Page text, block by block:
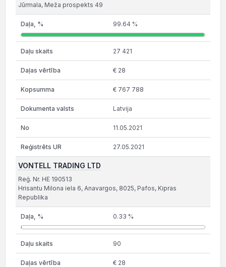
Jūrmala, Meža prospekts 49
99.64 %
27 421
€ 28
€ 767 788
Latvija
11.05.2021
27.05.2021
VONTELL TRADING LTD
Reģ. Nr. HE 190513
Hrisantu Milona iela 6, Anavargos, 8025, Pafos, Kipras
Republika
0.33 %
90
€ 28